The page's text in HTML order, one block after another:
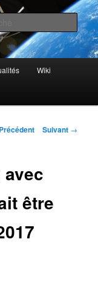
Wiki
Précédent Suivant →
être